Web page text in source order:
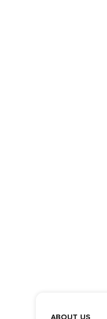
ABOUT US